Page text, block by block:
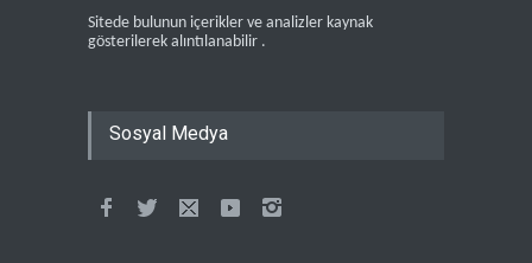
Sitede bulunun içerikler ve analizler kaynak
gösterilerek alıntılanabilir .
Sosyal Medya